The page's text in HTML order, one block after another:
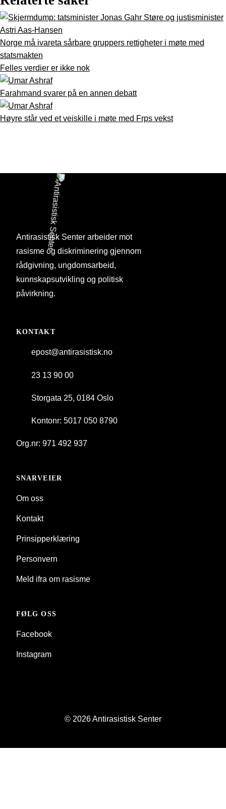
Norge må ivareta sårbare gruppers rettigheter i møte med
statsmakten
Felles verdier er ikke nok
Farahmand svarer på en annen debatt
Høyre står ved et veiskille i møte med Frps vekst
Antirasistisk Senter arbeider mot
rasisme og diskriminering gjennom
rådgivning, ungdomsarbeid,
kunnskapsutvikling og politisk
påvirkning.
KONTAKT
epost@antirasistisk.no
23 13 90 00
Storgata 25, 0184 Oslo
Kontonr: 5017 050 8790
Org.nr: 971 492 937
SNARVEIER
Om oss
Kontakt
Prinsipperklæring
Personvern
Meld ifra om rasisme
FØLG OSS
Facebook
Instagram
© 2026 Antirasistisk Senter